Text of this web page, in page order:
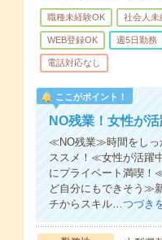
職種未経験OK 社会人未
WEB登録OK 週5日勤務
電話対応なし
ここがポイント！
NO残業！女性が活
≪NO残業≫時間をしっ
ススメ！≪女性が活躍
にプライベート満喫
ど自分にもできそう≫
チからスキル…つづき